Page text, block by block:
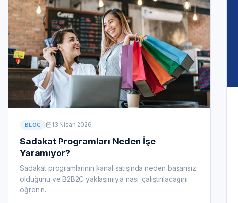
BLOG 13 Nisan 2026
Sadakat Programları Neden İşe
Yaramıyor?
Sadakat programlarının kanal satışında neden başarısız
olduğunu ve B2B2C yaklaşımıyla nasıl çalıştırılacağını
öğrenin.